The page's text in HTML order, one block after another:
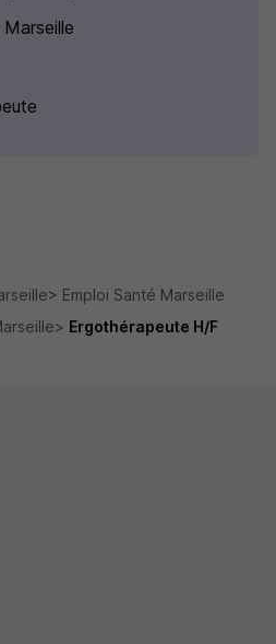
Emploi Santé Marseille
Ergothérapeute H/F